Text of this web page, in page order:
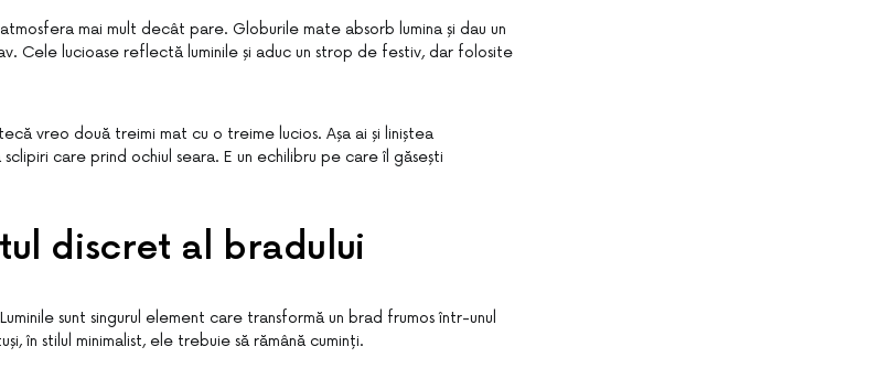
mai mult decât pare. Globurile mate absorb lumina și dau un
Cele lucioase reflectă luminile și aduc un strop de festiv, dar folosite
vreo două treimi mat cu o treime lucios. Așa ai și liniștea
care prind ochiul seara. E un echilibru pe care îl găsești
discret al bradului
sunt singurul element care transformă un brad frumos într-unul
în stilul minimalist, ele trebuie să rămână cuminți.